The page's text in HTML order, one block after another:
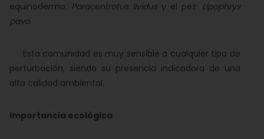
equinodermo: Paracentrotus lividusy el pez: Lipophrys
pavo.
Esta comunidad es muy sensible a cualquier tipo de
perturbación, siendo su presencia indicadora de una
alta calidad ambiental.
Importancia ecológica